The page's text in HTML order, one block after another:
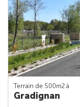
Terrain de 500m2 à
Gradignan